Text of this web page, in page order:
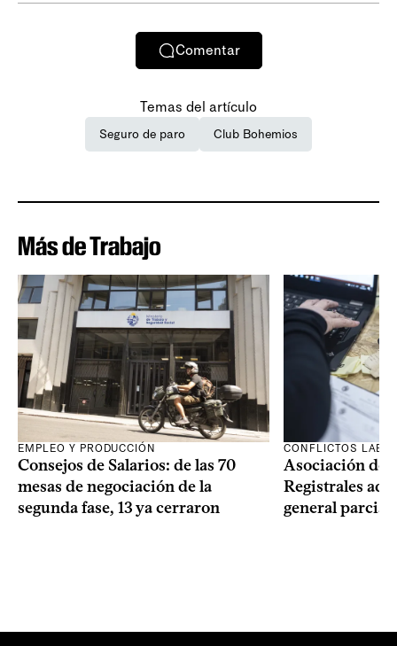
Comentar
Temas del artículo
Seguro de paro Club Bohemios
Más de Trabajo
EMPLEO Y PRODUCCIÓN
Consejos de Salarios: de las 70
mesas de negociación de la
segunda fase, 13 ya cerraron
CONFLICTOS
Asociación de
Registrales
general parcial